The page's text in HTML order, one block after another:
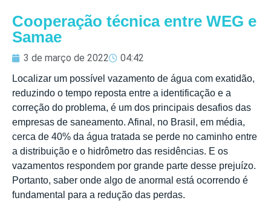
Cooperação técnica entre WEG e
Samae
3 de março de 2022 04:42
Localizar um possível vazamento de água com exatidão,
reduzindo o tempo reposta entre a identificação e a
correção do problema, é um dos principais desafios das
empresas de saneamento. Afinal, no Brasil, em média,
cerca de 40% da água tratada se perde no caminho entre
a distribuição e o hidrômetro das residências. E os
vazamentos respondem por grande parte desse prejuízo.
Portanto, saber onde algo de anormal está ocorrendo é
fundamental para a redução das perdas.